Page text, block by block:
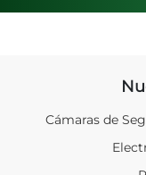
Cámaras de